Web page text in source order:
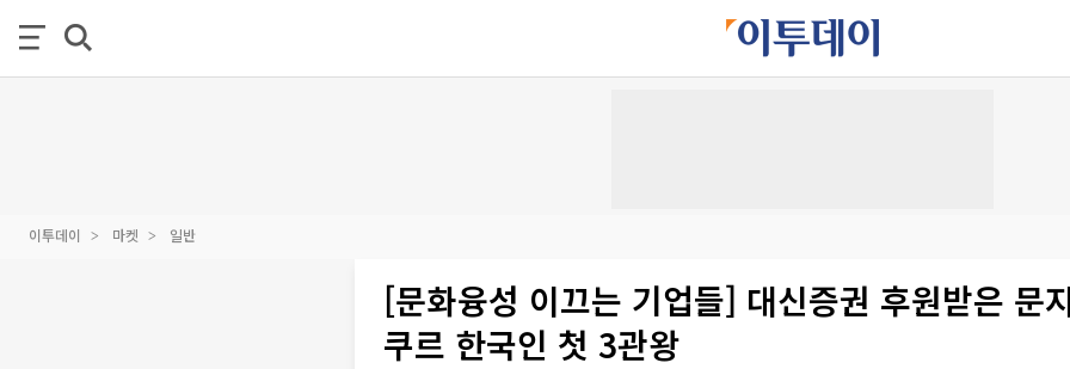
이투데이 마켓 일반
[문화융성 이끄는 기업들] 대신증권 후원받은 문
쿠르 한국인 첫 3관왕